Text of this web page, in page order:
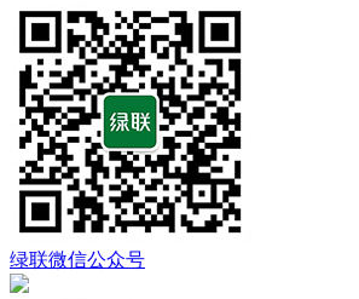
绿联微信公众号